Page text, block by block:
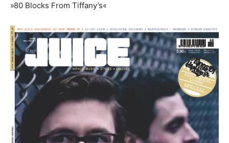
»80 Blocks From Tiffany’s«